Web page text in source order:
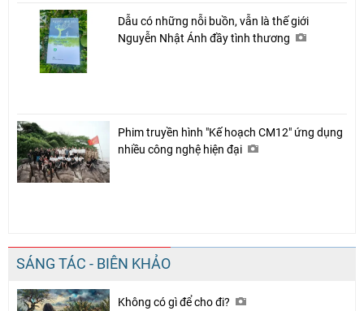
Dẫu có những nỗi buồn, vẫn là thế giới
Nguyễn Nhật Ánh đầy tình thương
Phim truyền hình "Kế hoạch CM12" ứng dụng
nhiều công nghệ hiện đại
SÁNG TÁC - BIÊN KHẢO
Không có gì để cho đi?